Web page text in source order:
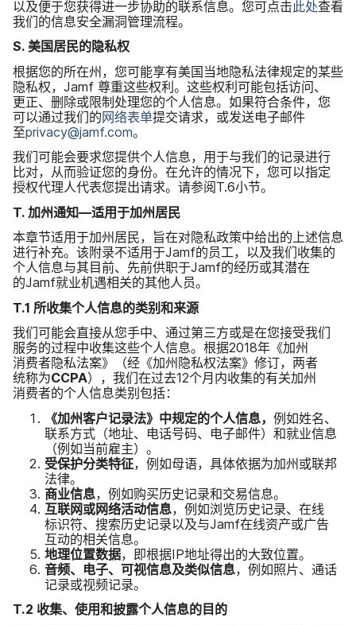
以及​便于​您​获得​进一步​协助​的​联系​信息。​您​可​点击此​处查​看​
我们​的​信息​安全​漏洞​管理​流程。
S. 美国​居民​的​隐私权
根据​您​的​所​在​州，​您​可能​享​有​美国​当地​隐私​法律​规定​的​某些​
隐私权， Jamf 尊重​这些​权利。​这些​权利​可能​包括​访问、​
更正、​删除​或​限制​处理​您​的​个人​信息。​如果​符合​条件，​您​
可以​通过​我们​的网络​表单提交​请​求，​或​发送​电子​邮件​
至privacy@jamf.com。
我们​可能​会​要求​您​提供​个​人​信息，​用于​与​我们​的​记录​进行​
比对，​从​而验证​您​的​身份。​在​允许​的​情况​下，​您​可以​指定​
授权​代理​人​代表​您​提出​请求。​请​参阅T.6小节。
T. 加州​通知—适用于​加州​居民
本​章节​适用于​加州​居民，​旨​在​对隐私​政策​中​给​出​的​上述​信息​
进行​补充。​该​附录​不​适用​于Jamf的​员工，​以及​我们​收集​的​
个人​信息​与​其​目前、​先​前​供职于Jamf的​经历​或​其潜在​
的Jamf就业​机遇​相关​的​其他​人员。
T.1 所​收集​个​人​信息​的​类别​和​来源
我们​可能​会​直接​从​您​手中、​通过​第三​方​或是​在​您​接受​我们​
服务​的​过程​中​收集​这些​个人​信息。​根据2018年​《加州​
消费者​隐私法案》​（经​《加州​隐私权​法案》​修订，​两者​
统称为CCPA），​我们​在​过去12个​月​内​收集​的​有关​加州​
消费者​的​个人​信息​类别​包括：
《加州​客户​记​录法》​中​规定​的​个人​信息， 例如​姓名、​
联系​方式​（地址、​电话​号码、​电子​邮件）​和​就业​信息​
（例如​当前​雇主）。
受​保护​分类​特征，​例如​母语，​具体​依据​为​加州​或​联邦​
法律。
商业​信息，​例如​购买​历史​记录​和​交易​信息。
互联网​或​网络​活动​信息，​例如​浏览​历史​记录、​在​线​
标识符、​搜索​历史​记录​以及​与Jamf在​线​资产​或​广告​
互动​的​相关​信息。
地​理​位置数​据，​即根据IP地​址​得​出​的​大致​位置。
音频、​电子、​可视​信息​及​类似​信息，​例如​照片、​通话​
记录​或​视频​记录。
T.2 收集、​使用​和​披露​个​人​信息​的​目的